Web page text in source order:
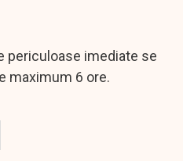
periculoase imediate se
maximum 6 ore.